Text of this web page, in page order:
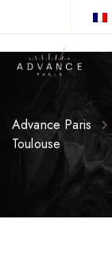
Advance Paris
Toulouse